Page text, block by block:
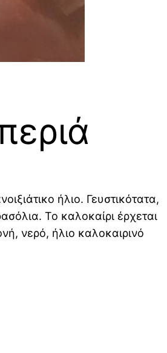
ήλιο. Γευστικότατα,
Το καλοκαίρι έρχεται
νερό, ήλιο καλοκαιρινό